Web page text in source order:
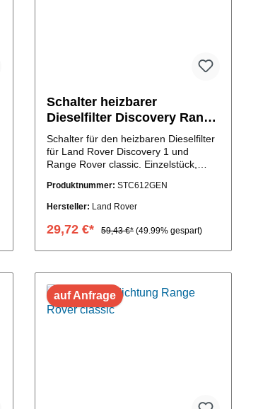
Schalter heizbarer
Dieselfilter Discovery Range
Rover
Schalter für den heizbaren Dieselfilter
für Land Rover Discovery 1 und
Range Rover classic. Einzelstück,
Nr.:STC612)
Produktnummer: STC612GEN
Hersteller: Land Rover
29,72 €* 59,43 €* (49.99% gespart)
auf Anfrage